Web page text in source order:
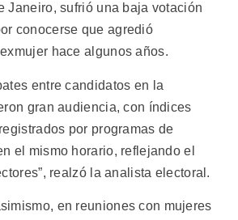
Janeiro, sufrió una baja votación
conocerse que agredió
hace algunos años.
entre candidatos en la
gran audiencia, con índices
por programas de
el mismo horario, reflejando el
realzó la analista electoral.
en reuniones con mujeres